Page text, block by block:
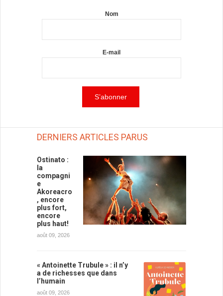
Nom
E-mail
DERNIERS ARTICLES PARUS
Ostinato :
la
compagni
e
Akoreacro
, encore
plus fort,
encore
plus haut!
août 09, 2026
« Antoinette Trubule » : il n’y
a de richesses que dans
l’humain
août 09, 2026